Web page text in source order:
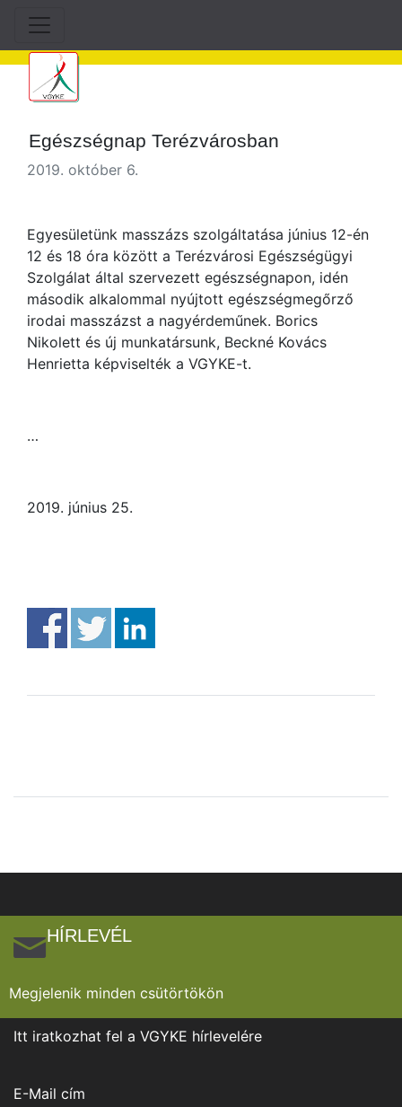
Egészségnap Terézvárosban
2019. október 6.
Egyesületünk masszázs szolgáltatása június 12-én
12 és 18 óra között a Terézvárosi Egészségügyi
Szolgálat által szervezett egészségnapon, idén
második alkalommal nyújtott egészségmegőrző
irodai masszázst a nagyérdeműnek. Borics
Nikolett és új munkatársunk, Beckné Kovács
Henrietta képviselték a VGYKE-t.
…
2019. június 25.
HÍRLEVÉL
Megjelenik minden csütörtökön
Itt iratkozhat fel a VGYKE hírlevelére
E-Mail cím